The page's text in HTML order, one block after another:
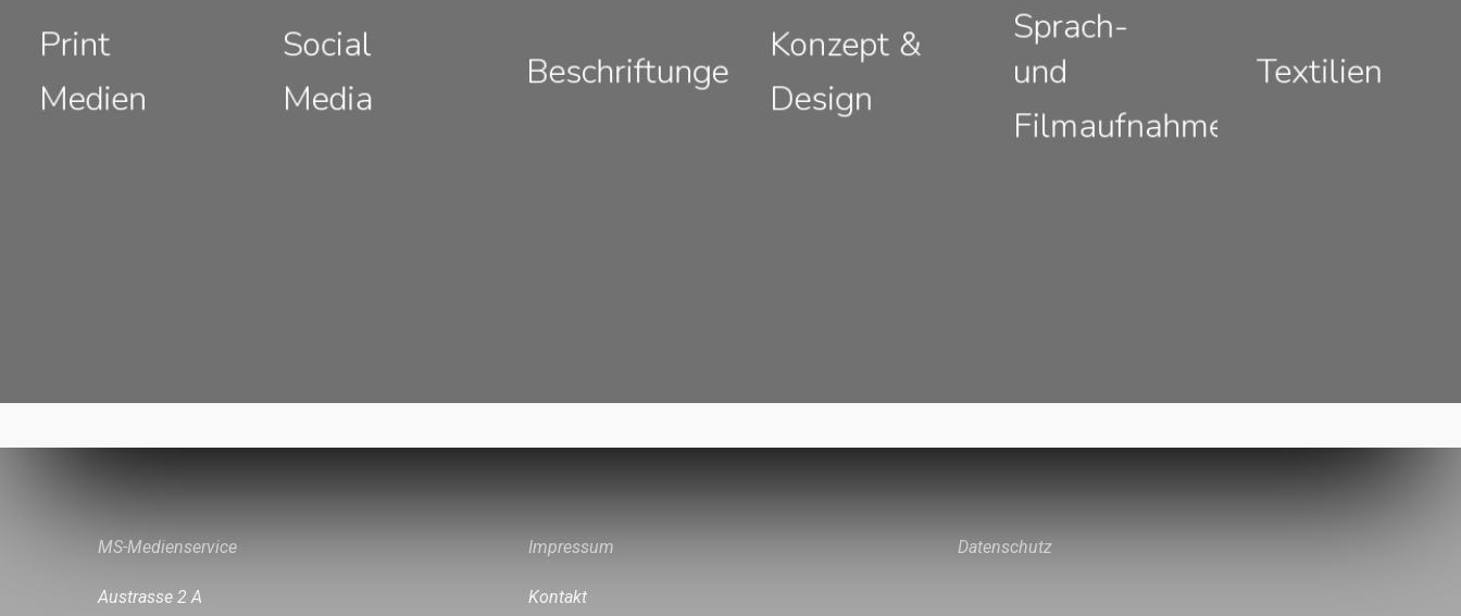
Print
Medien
Social
Media
Beschriftungen
Konzept &
Design
Sprach-
und
Filmaufnahmen
Textilien
MS-Medienservice
Austrasse 2 A
Impressum
Kontakt
Datenschutz